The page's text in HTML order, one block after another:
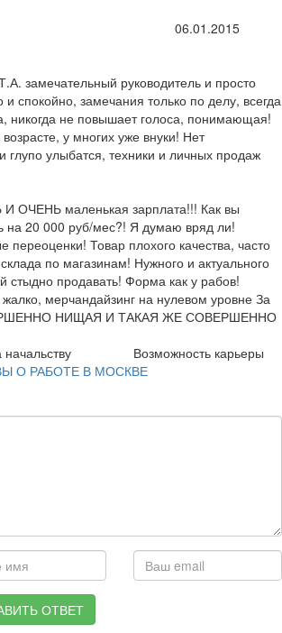
06.01.2015
замечательный руководитель и просто
спокойно, замечания только по делу, всегда
никогда не повышает голоса, понимающая!
у многих уже внуки! Нет
глупо улыбатся, техники и личных продаж
ОЧЕНЬ маленькая зарплата!!! Как вы
20 000 руб/мес?! Я думаю вряд ли!
Товар плохого качества, часто
по магазинам! Нужного и актуального
стыдно продавать! Форма как у рабов!
мерчандайзинг на нулевом уровне За
НИЩАЯ И ТАКАЯ ЖЕ СОВЕРШЕННО
Возможность карьеры
О РАБОТЕ В МОСКВЕ
ОТВЕТ